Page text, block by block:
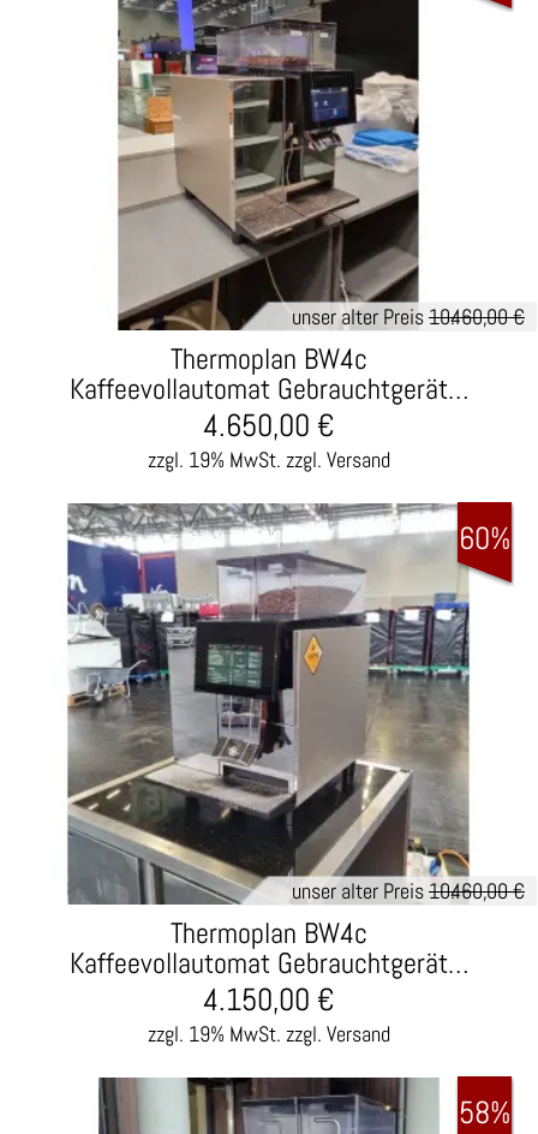
unser alter Preis10.460,00 €
Thermoplan BW4c
Kaffeevollautomat Gebrauchtgerät…
zzgl. 19% MwSt. zzgl. Versand
4.650,00 €
unser alter Preis10.460,00 €
Thermoplan BW4c
Kaffeevollautomat Gebrauchtgerät…
zzgl. 19% MwSt. zzgl. Versand
4.150,00 €
60%
58%